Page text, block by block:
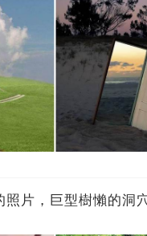
照片，巨型樹懶的洞